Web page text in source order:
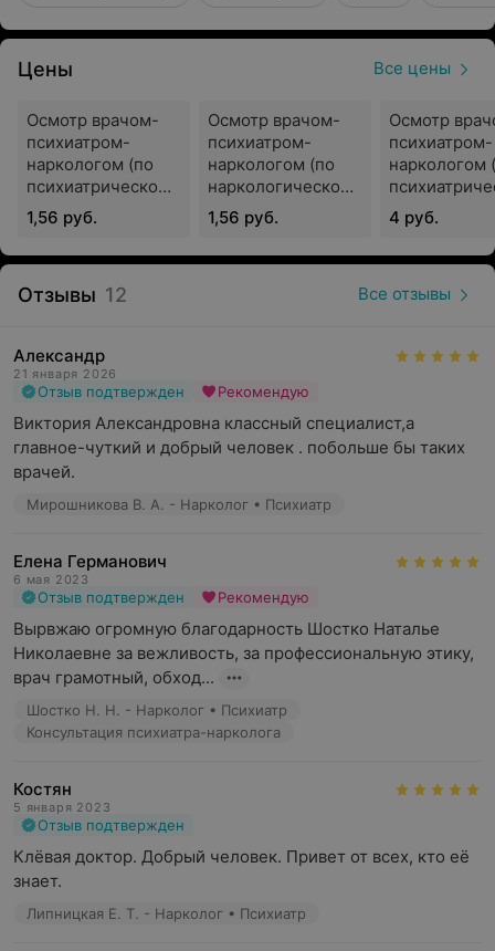
профилактическими учреждениями города.
Высокое качество услуг
Лечебно-диагностические и реабилитационные
процессы в УЗ ГОКЦ «Психиатрия-наркология» в
течение многих лет совершенствовались. Была
оказана помощь большому количеству пациентов,
которые в итоге смогли справиться со своими
проблемами и вернуться к полноценной жизни.
учреждения
Психиатрическая помощь
Проводится диагностика и лечение всех видов
психических расстройств (заболеваний).
Функционируют два диспансерных отделения (для
взрослых и для детей), три взрослых (мужское,
Наркологическая помощь
Сотрудники отделения оказывают услуги по выведению
из запоя, кодированию (эмоционально-стрессовая
психотерапия, введение внутривенно
противоалкогольного препарата). Осуществляются
круглосуточные предрейсовые и предсменные
осмотры водителей и сотрудников организаций.
отделение, кабинет заместительной терапии больных
наркоманиями. В данном отделении используется 28-
дневная реабилитационная программа «12+».
Психотерапевтическая помощь
Функционируют психотерапевтические кабинеты в
Цены Все цены
Осмотр врачом-
психиатром-
наркологом (по
психиатрическому
профилю) для
подтверждения
годности к
автомобилями с
1,56 руб.
Осмотр врачом-
психиатром-
наркологом (по
наркологическому
профилю) для
подтверждения
годности к
1,56 руб.
Осмотр
психиатром-
наркологом
профилю)
4 руб.
Отзывы 12 Все отзывы
Александр
21 января 2026
Отзыв подтвержден Рекомендую
Виктория Александровна классный специалист,а
главное-чуткий и добрый человек . побольше бы таких
врачей.
Мирошникова В. А. - Нарколог • Психиатр
Елена Германович
6 мая 2023
Отзыв подтвержден Рекомендую
Вырвжаю огромную благодарность Шостко Наталье
Николаевне за вежливость, за профессиональную этику,
врач грамотный, обход...
Шостко Н. Н. - Нарколог • Психиатр
Консультация психиатра-нарколога
Костян
5 января 2023
Отзыв подтвержден
Клёвая доктор. Добрый человек. Привет от всех, кто её
знает.
Липницкая Е. Т. - Нарколог • Психиатр